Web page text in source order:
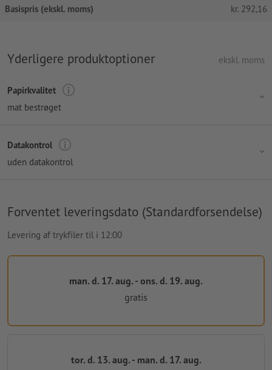
Basispris (ekskl. moms) kr. 292,16
Yderligere produktoptioner ekskl. moms
Papirkvalitet
mat bestrøget
Datakontrol
uden datakontrol
Forventet leveringsdato (Standardforsendelse)
Levering af trykfiler til i 12:00
man. d. 17. aug. - ons. d. 19. aug.
gratis
tor. d. 13. aug. - man. d. 17. aug.